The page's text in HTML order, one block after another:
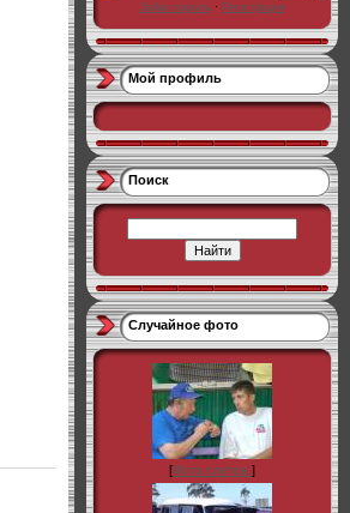
Забыл пароль · Регистрация
Мой профиль
Поиск
Случайное фото
[Фото слетов. ]